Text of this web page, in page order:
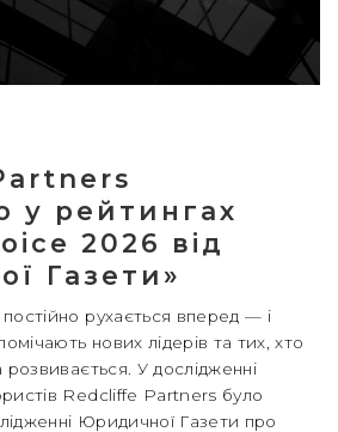
у рейтингах
2026 від
Газети»
рухається вперед — і
нових лідерів та тих, хто
У дослідженні
Redcliffe Partners було
Юридичної Газети про